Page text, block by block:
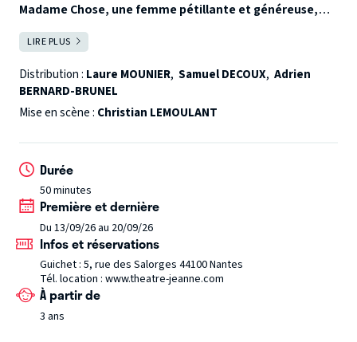
Madame Chose, une femme pétillante et généreuse,
puis Monsieur Scrounch, un être avare et grognon.
personnages drôles et émouvants en interaction
permanente avec leur jeune public, des péripéties et gags
qui s’enchaînent avec facétie : un véritable élixir de joie, de
complicité et d’humanité. Quelques exemples de la
c’est l'amour », « Le bonheur, c’est comme un avion », « Le
bonheur, c’est rigoler », « Le bonheur, c’est jouer » , « Le
bonheur, c’est dormir », « Le bonheur, c'est faire ce que je
veux »...
LIRE PLUS
Distribution : Laure MOUNIER, Samuel DECOUX, Adrien
BERNARD-BRUNEL
Mise en scène : Christian LEMOULANT
Durée
50 minutes
Première et dernière
Du 13/09/26 au 20/09/26
Infos et réservations
Guichet : 5, rue des Salorges 44100 Nantes
Tél. location : www.theatre-jeanne.com
À partir de
3 ans